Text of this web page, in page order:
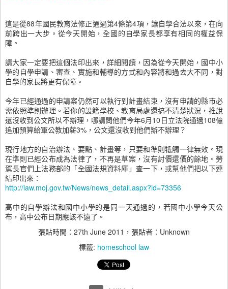
這是從88年國民教育法修正通過第4條第4項，讓自學合法以來，在向
前跨出一大步。從今天開始，全國的自學家長都享有相同的權益保
障。
請大家一定要把這個法印出來，詳細閱讀，因為從今天開始，國中小
學的自學申請、審查、實施和輔導的方式和內容將和過去大不同，對
自學的家長將更有保障。
今年已經通過的申請案仍然可以執行到計畫結束，沒有申請的縣市必
需依照準則辦理。若你的設籍學校、教育局處還搞不清楚狀況，推說
還沒收到公文所以不辦理，哪請問他們今年6月10日立法院通過108億
追加預算給軍公教加薪3%，公文還沒收到他們辦不辦理？
現行地方的自治辦法、要點、計畫等，只要和準則牴觸一律無效。現
在準則已經公布成為法律了，不再是草案，沒有討價還價的餘地。勞
駕長官們上法務部的「全國法規資料庫」查一下，或幫他們把以下連
結印出來：
http://law.moj.gov.tw/News/news_detail.aspx?id=73356
高中的自學辦法和國中小學的是同一天通過的，若國中小學今天公
布，高中公布日期應該不遠了。
張貼時間： 27th June 2011 ，張貼者：Unknown
標籤: homeschool law